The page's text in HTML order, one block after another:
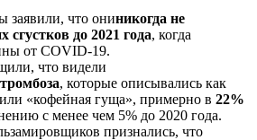
заявили, что ониникогда не
сгустков до 2021 года, когда
от COVID-19.
что видели
, которые описывались как
или «кофейная гуща», примерно в 22%
с менее чем 5% до 2020 года.
признались, что